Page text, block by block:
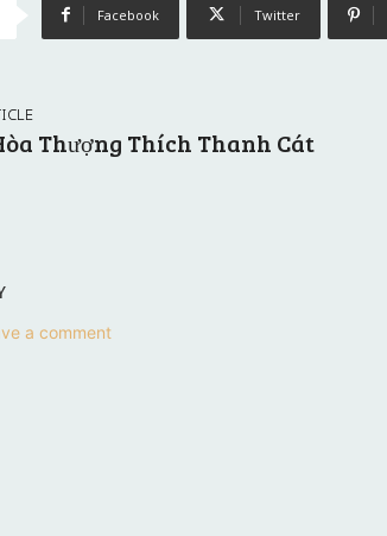
Facebook Twitter
Thượng Thích Thanh Cát
a comment